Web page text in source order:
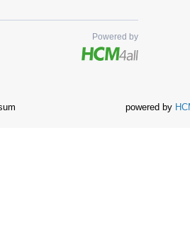
Powered by
powered by